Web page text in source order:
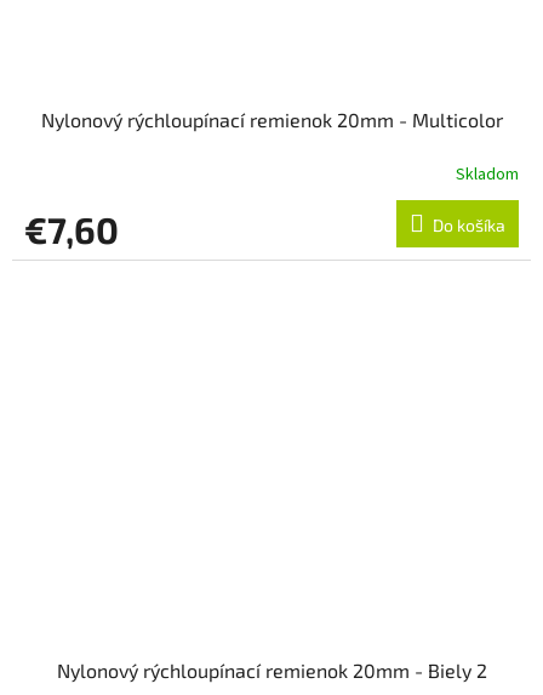
Nylonový rýchloupínací remienok 20mm - Multicolor
Skladom
€7,60 Do košíka
Nylonový rýchloupínací remienok 20mm - Biely 2